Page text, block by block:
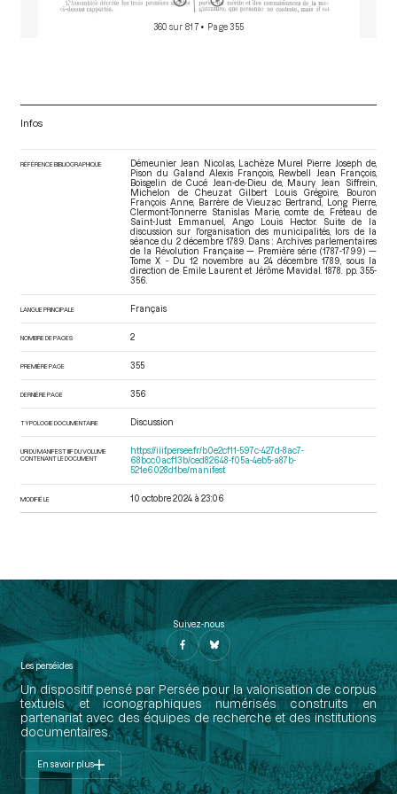
360 sur 817 • Page 355
Infos
RÉFÉRENCE BIBLIOGRAPHIQUE
Démeunier Jean Nicolas, Lachèze Murel Pierre Joseph de,
Pison du Galand Alexis François, Rewbell Jean François,
Boisgelin de Cucé Jean-de-Dieu de, Maury Jean Siffrein,
Michelon de Cheuzat Gilbert Louis Grégoire, Bouron
François Anne, Barrère de Vieuzac Bertrand, Long Pierre,
Clermont-Tonnerre Stanislas Marie, comte de, Fréteau de
Saint-Just Emmanuel, Ango Louis Hector. Suite de la
discussion sur l'organisation des municipalités, lors de la
séance du 2 décembre 1789. Dans : Archives parlementaires
de la Révolution Française — Première série (1787-1799) —
Tome X - Du 12 novembre au 24 décembre 1789
, sous la
direction de Emile Laurent et Jérôme Mavidal. 1878. pp. 355-
356.
LANGUE PRINCIPALE Français
NOMBRE DE PAGES 2
PREMIÈRE PAGE 355
DERNIÈRE PAGE 356
TYPOLOGIE DOCUMENTAIRE Discussion
URI DU MANIFEST IIIF DU VOLUME
CONTENANT LE DOCUMENT
https://iiif.persee.fr/b0e2cf11-597c-427d-8ac7-
68bcc0acf13b/ced82648-f05a-4eb5-a87b-
521e6028d1be/manifest
MODIFIÉ LE 10 octobre 2024 à 23:06
Suivez-nous
Les perséides
Un dispositif pensé par Persée pour la valorisation de corpus
textuels et iconographiques numérisés construits en
partenariat avec des équipes de recherche et des institutions
documentaires.
En savoir plus